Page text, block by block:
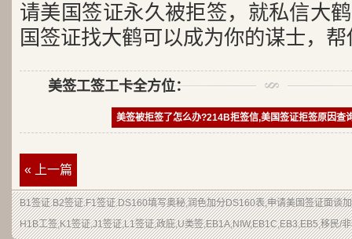
请美国签证永久被拒签，就私信大
国签证找大鹤可以成为你的谋士，
美签工签工卡全方位：
美签被拒签了怎么办?214B拒签信,美国签证拒签原因查
« 上一篇
B1签证.B2签证.F1签证.DS160填写奥秘,润色加分DS160表,申请美国签证面谈
H1B工签,K1签证,J1签证,L1签证,政庇,U类签,EB1A,NIW,EB1C,EB3,EB5,移民/